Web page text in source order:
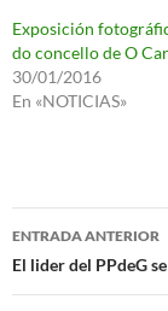
Exposición
do concello de O
30/01/2016
En «NOTICIAS»
Navegación
de
ENTRADA ANTERIOR
El lider del PPdeG